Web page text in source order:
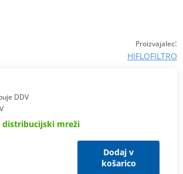
Proizvajalec:
HIFLOFILTRO
DDV
distribucijski mreži
Dodaj v
košarico